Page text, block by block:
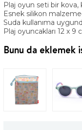
Plaj oyun seti bir kova,
Esnek silikon
Suda kullanıma
Plaj oyuncakları 12 x
Bunu da eklemek